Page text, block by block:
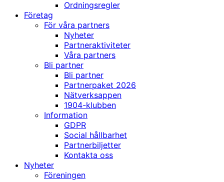
Ordningsregler
Företag
För våra partners
Nyheter
Partneraktiviteter
Våra partners
Bli partner
Bli partner
Partnerpaket 2026
Nätverksappen
1904-klubben
Information
GDPR
Social hållbarhet
Partnerbiljetter
Kontakta oss
Nyheter
Föreningen